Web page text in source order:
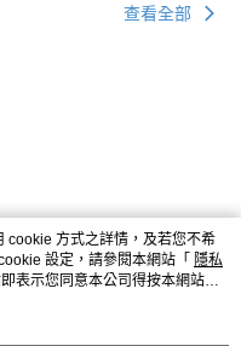
查看全部
cookie 方式之詳情，及若您不希
設定，請參閱本網站「 隱私
表示您同意本公司得按本網站使